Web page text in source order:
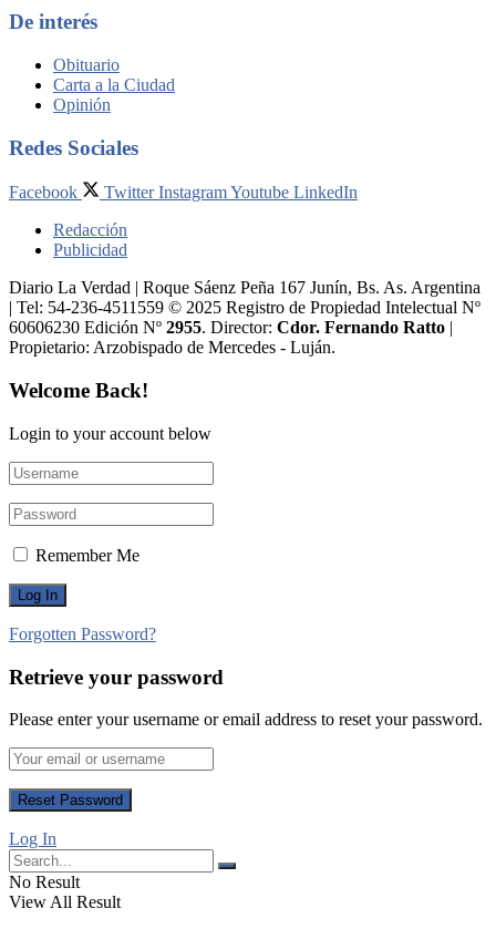
De interés
Obituario
Carta a la Ciudad
Opinión
Redes Sociales
Facebook Twitter InstagramYoutube LinkedIn
Redacción
Publicidad
Diario La Verdad | Roque Sáenz Peña 167 Junín, Bs. As. Argentina
| Tel: 54-236-4511559 © 2025 Registro de Propiedad Intelectual Nº
60606230 Edición Nº 2955. Director:​ Cdor. Fernando Ratto |
Propietario:​ Arzobispado de Mercedes - Luján.
Welcome Back!
Login to your account below
Remember Me
Forgotten Password?
Retrieve your password
Please enter your username or email address to reset your password.
Log In
No Result
View All Result